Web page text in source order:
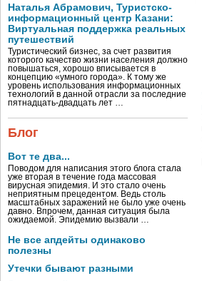
Наталья Абрамович, Туристско-
информационный центр Казани:
Виртуальная поддержка реальных
путешествий
Туристический бизнес, за счет развития
которого качество жизни населения должно
повышаться, хорошо вписывается в
концепцию «умного города». К тому же
уровень использования информационных
технологий в данной отрасли за последние
пятнадцать-двадцать лет …
Блог
Вот те два...
Поводом для написания этого блога стала
уже вторая в течение года массовая
вирусная эпидемия. И это стало очень
неприятным прецедентом. Ведь столь
масштабных заражений не было уже очень
давно. Впрочем, данная ситуация была
ожидаемой. Эпидемию вызвали …
Не все апдейты одинаково
полезны
Утечки бывают разными